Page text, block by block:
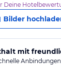
Deine
Bilder
mit